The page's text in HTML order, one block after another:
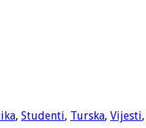
, Studenti, Turska, Vijesti,